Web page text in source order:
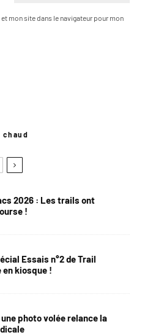
mon site dans le navigateur pour mon
chaud
2026 : Les trails ont
!
Essais n°2 de Trail
kiosque !
une photo volée relance la